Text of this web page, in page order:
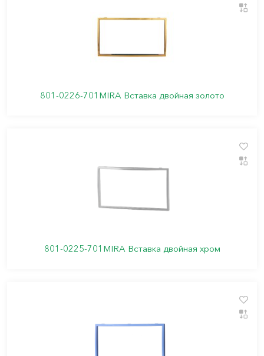
801-0226-701MIRA Вставка двойная золото
801-0225-701MIRA Вставка двойная хром